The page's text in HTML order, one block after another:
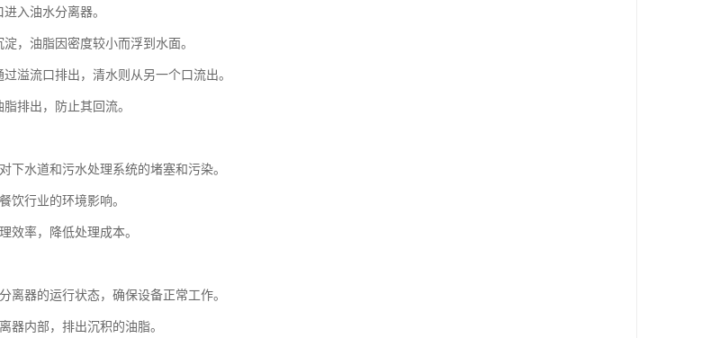
入油水分离器。
，油脂因密度较小而浮到水面。
溢流口排出，清水则从另一个口流出。
排出，防止其回流。
水道和污水处理系统的堵塞和污染。
饮行业的环境影响。
效率，降低处理成本。
器的运行状态，确保设备正常工作。
内部，排出沉积的油脂。